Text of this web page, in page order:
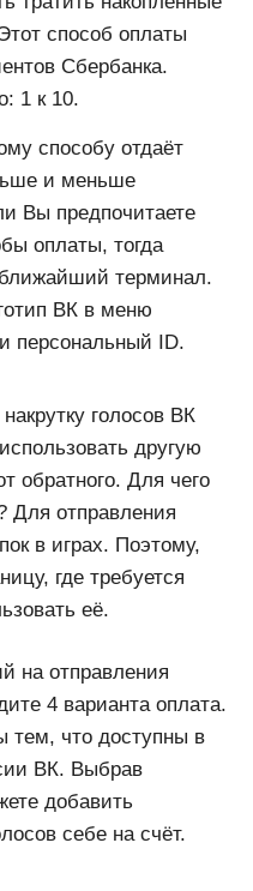
способ оплаты
Сбербанка.
1 к 10.
способу отдаёт
и меньше
Вы предпочитаете
оплаты, тогда
терминал.
ВК в меню
персональный ID.
голосов ВК
другую
обратного. Для чего
Для отправления
в играх. Поэтому,
где требуется
её.
на отправления
4 варианта оплата.
тем, что доступны в
ВК. Выбрав
добавить
себе на счёт.